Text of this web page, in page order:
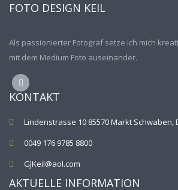
FOTO DESIGN KEIL
Als passionierter Fotograf setze ich mich
mit dem Medium Foto auseinander.
KONTAKT
Lindenstrasse 10 85570 Markt Schwaben,
0049 176 9785 8800
GJKeil@aol.com
AKTUELLE INFORMATION